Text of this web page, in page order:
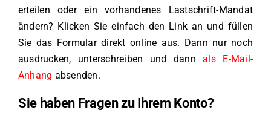
erteilen oder ein vorhandenes Lastschrift-Mandat
ändern? Klicken Sie einfach den Link an und füllen
Sie das Formular direkt online aus. Dann nur noch
ausdrucken, unterschreiben und dannals E-Mail-
Anhang absenden.
Sie haben Fragen zu Ihrem Konto?